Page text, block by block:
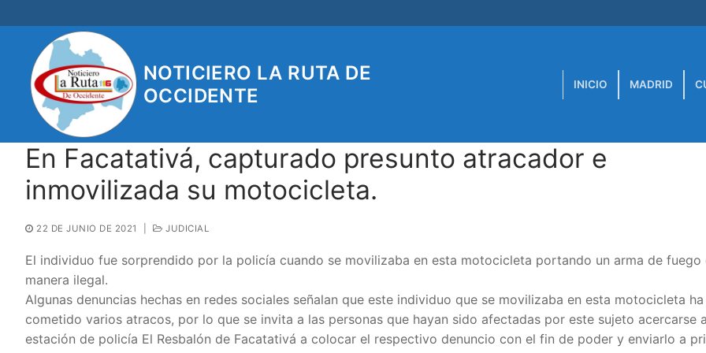
al
contenido
NOTICIERO LA RUTA DE
OCCIDENTE
INICIO MADRID
En Facatativá, capturado presunto atracador e
inmovilizada su motocicleta.
22 DE JUNIO DE 2021 JUDICIAL
El individuo fue sorprendido por la policía cuando se movilizaba en esta motocicleta portando un arma de fuego
manera ilegal.
Algunas denuncias hechas en redes sociales señalan que este individuo que se movilizaba en esta motocicleta ha
cometido varios atracos, por lo que se invita a las personas que hayan sido afectadas por este sujeto acercarse
estación de policía El Resbalón de Facatativá a colocar el respectivo denuncio con el fin de poder y enviarlo a